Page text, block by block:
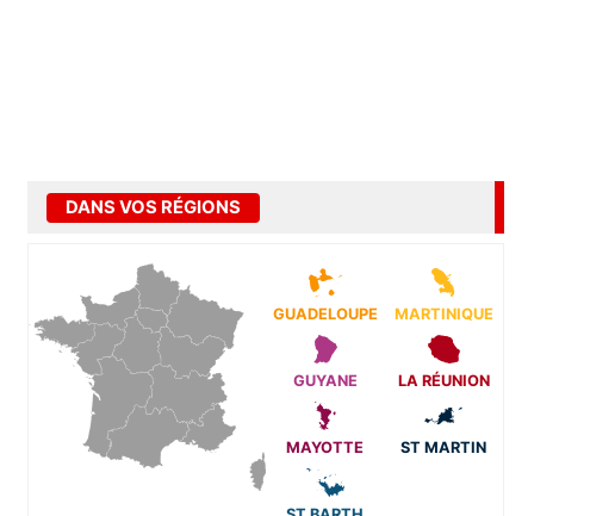
DANS VOS RÉGIONS
GUADELOUPE MARTINIQUE
GUYANE LA RÉUNION
MAYOTTE ST MARTIN